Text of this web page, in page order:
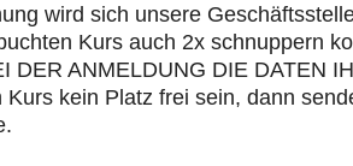
wird sich unsere
Kurs auch 2x schnuppern
DER ANMELDUNG DIE DATEN
kein Platz frei sein, dann